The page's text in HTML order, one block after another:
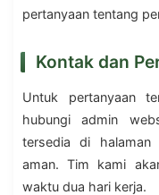
pertanyaan tentang
Kontak dan
Untuk pertanyaan
hubungi admin
tersedia di halaman
aman. Tim kami
waktu dua hari kerja.